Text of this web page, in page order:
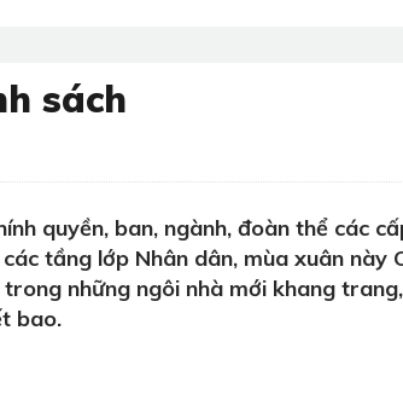
sách
quyền, ban, ngành, đoàn thể các
tầng lớp Nhân dân, mùa xuân này
những ngôi nhà mới khang
bao.